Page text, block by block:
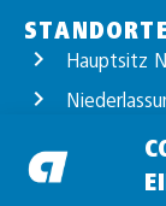
Hauptsitz
Standort
Standort